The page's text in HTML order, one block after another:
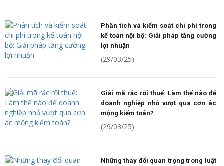
Phân tích và kiểm soát chi phí trong
kế toán nội bộ: Giải pháp tăng cường
lợi nhuận
(29/03/25)
Giải mã rắc rối thuế: Làm thế nào để
doanh nghiệp nhỏ vượt qua cơn ác
mộng kiểm toán?
(29/03/25)
Những thay đổi quan trọng trong luật